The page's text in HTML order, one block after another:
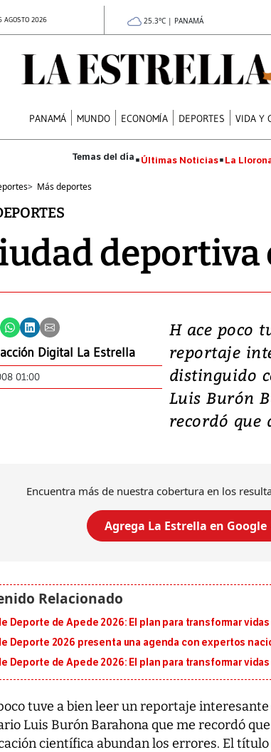
AGOSTO 2026 25.3°C | PANAMÁ
PANAMÁ MUNDO ECONOMÍA DEPORTES VIDA Y
Últimas Noticias La
> Más deportes
deportiva
Digital La Estrella
01:00
H ace poco
reportaje
distinguido
Luis Burón
recordó que
Encuentra más de nuestra cobertura en los
Agrega La Estrella en Google
Deporte de Apede 2026: El plan para transformar
Deporte 2026 presenta una agenda con expertos
Deporte de Apede 2026: El plan para transformar
tuve a bien leer un reportaje
Luis Burón Barahona que me recordó
científica abundan los errores. El
al sur